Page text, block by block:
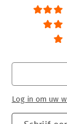
Log in om uw